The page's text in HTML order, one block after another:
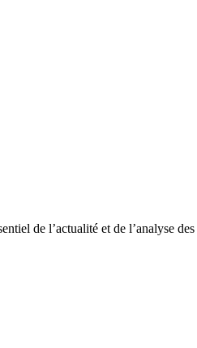
de l’actualité et de l’analyse